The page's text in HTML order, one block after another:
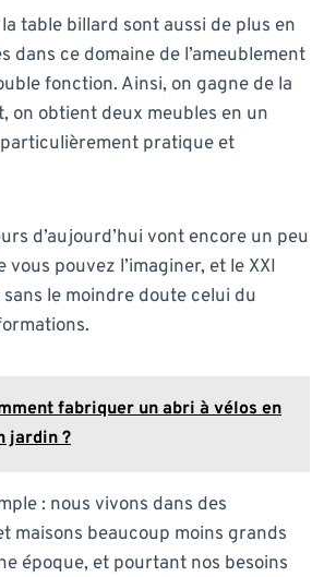
table billard sont aussi de plus en
dans ce domaine de l’ameublement
fonction. Ainsi, on gagne de la
on obtient deux meubles en un
pratique et
d’aujourd’hui vont encore un peu
vous pouvez l’imaginer, et le XXI
sans le moindre doute celui du
fabriquer un abri à vélos en
jardin ?
: nous vivons dans des
maisons beaucoup moins grands
époque, et pourtant nos besoins